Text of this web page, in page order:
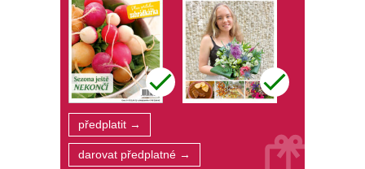
předplatit →
darovat předplatné →